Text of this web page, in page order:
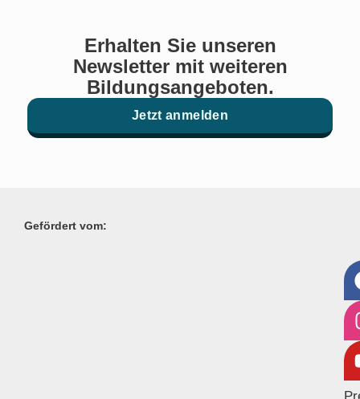
Erhalten Sie unseren
Newsletter mit weiteren
Bildungsangeboten.
Jetzt anmelden
Gefördert vom: